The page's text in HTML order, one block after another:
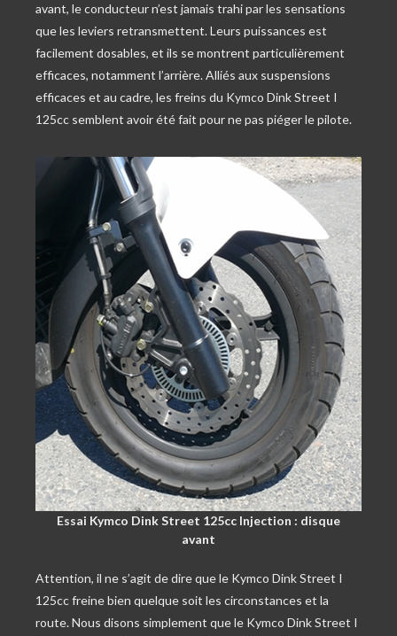
avant, le conducteur n’est jamais trahi par les sensations
que les leviers retransmettent. Leurs puissances est
facilement dosables, et ils se montrent particulièrement
efficaces, notamment l’arrière. Alliés aux suspensions
efficaces et au cadre, les freins du Kymco Dink Street I
125cc semblent avoir été fait pour ne pas piéger le pilote.
Essai Kymco Dink Street 125cc Injection : disque
avant
Attention, il ne s’agit de dire que le Kymco Dink Street I
125cc freine bien quelque soit les circonstances et la
route. Nous disons simplement que le Kymco Dink Street I